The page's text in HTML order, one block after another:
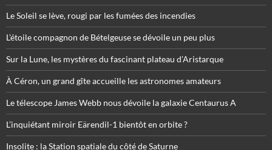
Le Soleil se lève, rougi par les fumées des incendies
L’étoile compagnon de Bételgeuse se dévoile un peu plus
Sur la Lune, les mystères du fascinant plateau d’Aristarque
À Céron, un grand gîte accueille les astronomes amateurs
Le télescope James Webb nous dévoile la galaxie Centaurus A
L’inquiétant miroir Eärendil-1 bientôt en orbite ?
Insolite : la Station spatiale du côté de Saturne